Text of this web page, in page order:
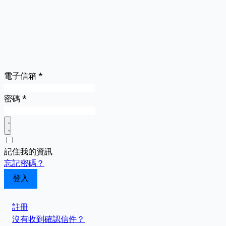
電子信箱 *
密碼*
記住我的資訊
忘記密碼？
註冊
沒有收到確認信件？